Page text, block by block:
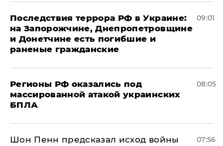
Последствия террора РФ в Украине:
на Запорожчине, Днепропетровщине
и Донетчине есть погибшие и
раненые гражданские
09:01
Регионы РФ оказались под
массированной атакой украинских
БПЛА
08:05
Шон Пенн предсказал исход войны
07:56